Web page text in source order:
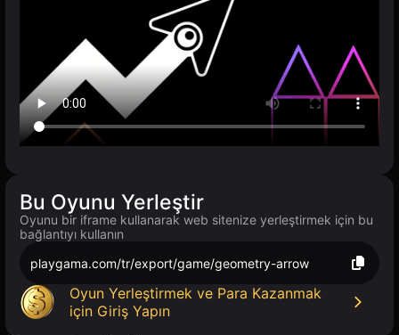
Bu Oyunu Yerleştir
Oyunu bir iframe kullanarak web sitenize yerleştirmek için bu
bağlantıyı kullanın
playgama.com/tr/export/game/geometry-arrow
Oyun Yerleştirmek ve Para Kazanmak
için Giriş Yapın